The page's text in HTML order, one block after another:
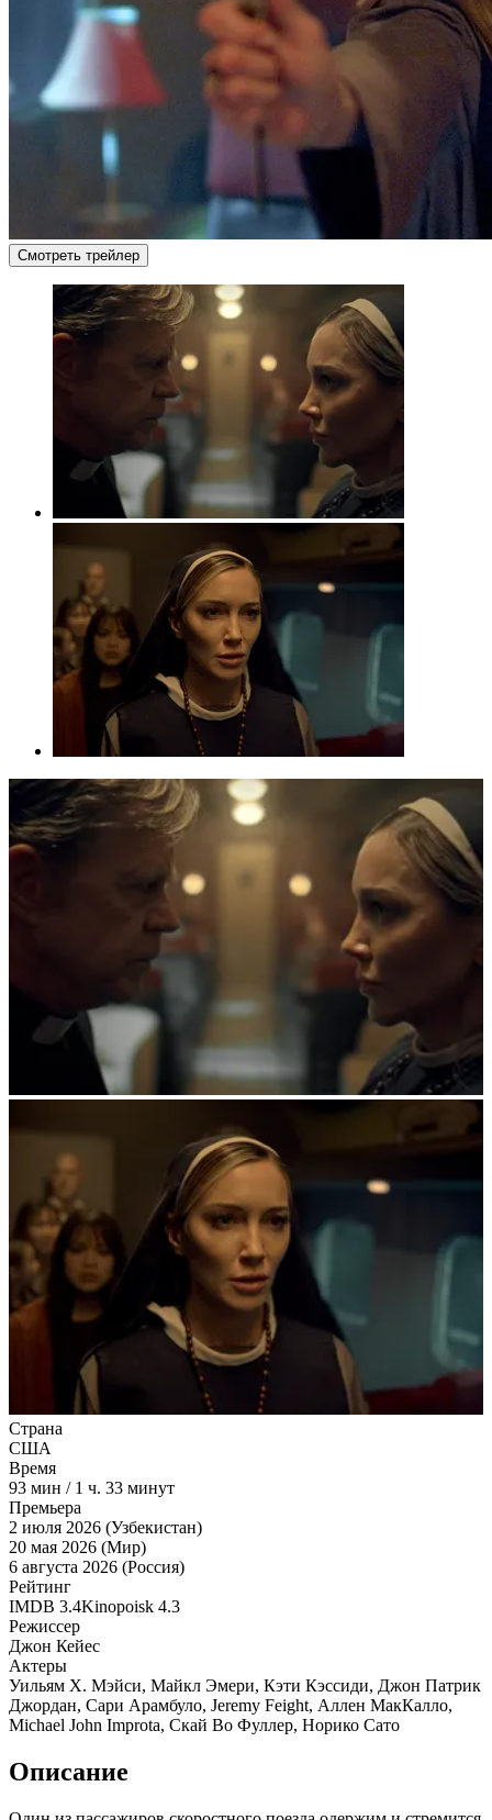
Смотреть трейлер
Страна
США
Время
93 мин / 1 ч. 33 минут
Премьера
2 июля 2026 (Узбекистан)
20 мая 2026 (Мир)
6 августа 2026 (Россия)
Рейтинг
IMDB 3.4Kinopoisk 4.3
Режиссер
Джон Кейес
Актеры
Уильям Х. Мэйси, Майкл Эмери, Кэти Кэссиди, Джон Патрик
Джордан, Сари Арамбуло, Jeremy Feight, Аллен МакКалло,
Michael John Improta, Скай Во Фуллер, Норико Сато
Описание